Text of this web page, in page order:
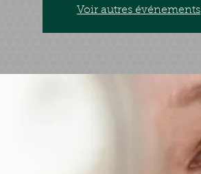
Voir autres événements